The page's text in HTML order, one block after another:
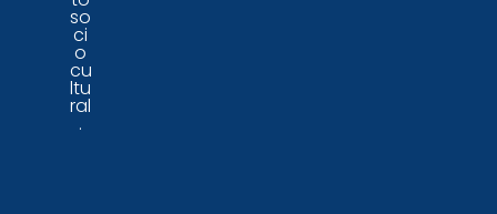
so
ci
o
cu
ltu
ral
.